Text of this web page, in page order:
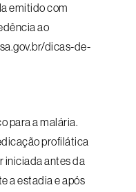
emitido com
ao
dicas-de-
para a malária.
profilática
iniciada antes da
a estadia e após